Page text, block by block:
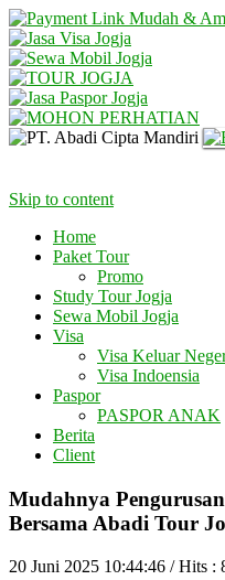
Skip to content
Home
Paket Tour
Promo
Study Tour Jogja
Sewa Mobil Jogja
Visa
Visa Keluar
Visa Indoensia
Paspor
PASPOR ANAK
Berita
Client
Mudahnya
Bersama Abadi Tour
20 Juni 2025 10:44:46 / Hits